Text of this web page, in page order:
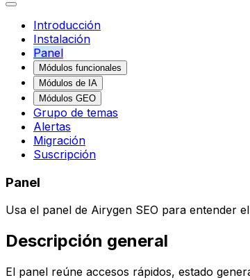
Introducción
Instalación
Panel
Módulos funcionales
Módulos de IA
Módulos GEO
Grupo de temas
Alertas
Migración
Suscripción
Panel
Usa el panel de Airygen SEO para entender
Descripción general
El panel reúne accesos rápidos, estado